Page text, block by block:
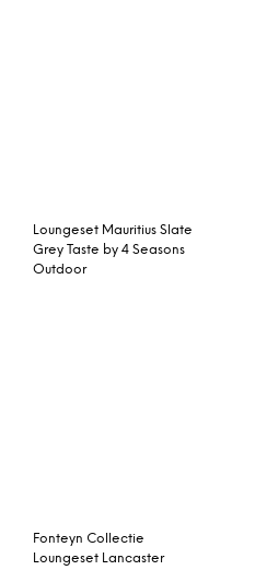
Loungeset Mauritius Slate
Grey Taste by 4 Seasons
Outdoor
Fonteyn Collectie
Loungeset Lancaster